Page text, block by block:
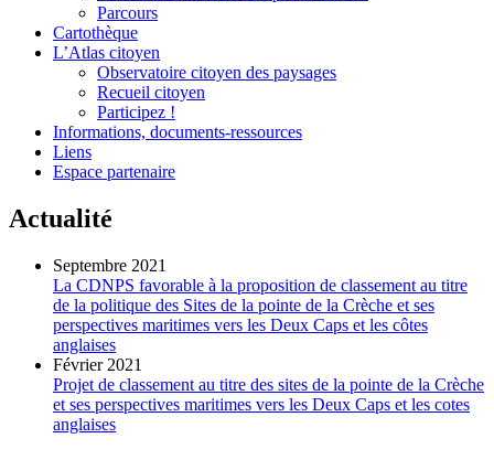
Parcours
Cartothèque
L’Atlas citoyen
Observatoire citoyen des paysages
Recueil citoyen
Participez !
Informations, documents-ressources
Liens
Espace partenaire
Actualité
Septembre 2021
La CDNPS favorable à la proposition de classement au titre
de la politique des Sites de la pointe de la Crèche et ses
perspectives maritimes vers les Deux Caps et les côtes
anglaises
Février 2021
Projet de classement au titre des sites de la pointe de la Crèche
et ses perspectives maritimes vers les Deux Caps et les cotes
anglaises